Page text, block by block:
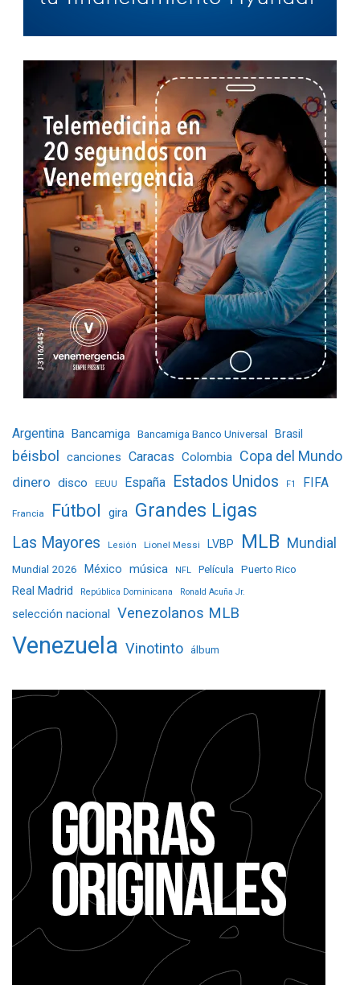
Argentina Bancamiga Bancamiga Banco Universal Brasil
béisbol canciones Caracas Colombia Copa del Mundo
dinero disco EEUU España Estados Unidos F1 FIFA
Francia Fútbol gira Grandes Ligas
Las Mayores Lesión Lionel Messi LVBP MLB Mundial
Mundial 2026 México música NFL Película Puerto Rico
Real Madrid República Dominicana Ronald Acuña Jr.
selección nacional Venezolanos MLB
Venezuela Vinotinto álbum